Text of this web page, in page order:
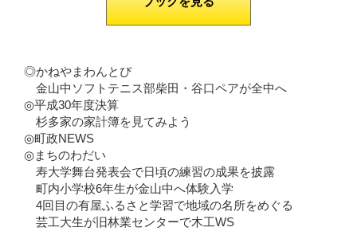
◎かねやまわんとぴ
金山中ソフトテニス部柴田・谷口ペアが全中へ
◎平成30年度決算
杉多家の家計簿を見てみよう
◎町政NEWS
◎まちのわだい
寿大学舞台発表会で日頃の練習の成果を披露
町内小学校6年生が金山中へ体験入学
4回目の有屋ふるさと学習で地域の名所をめぐる
芸工大生が旧林業センターで木工WS